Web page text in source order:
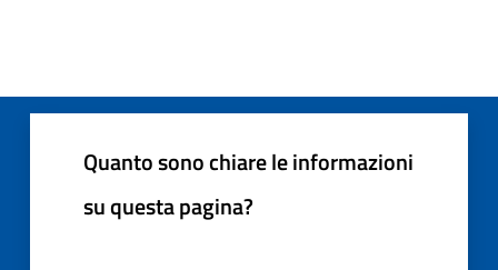
Quanto sono chiare le informazioni
su questa pagina?